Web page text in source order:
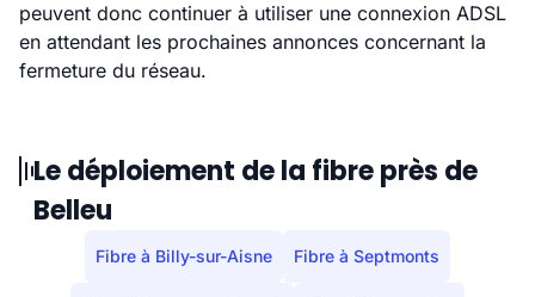
peuvent donc continuer à utiliser une connexion ADSL
en attendant les prochaines annonces concernant la
fermeture du réseau.
Le déploiement de la fibre près de
Belleu
Fibre à Billy-sur-Aisne Fibre à Septmonts